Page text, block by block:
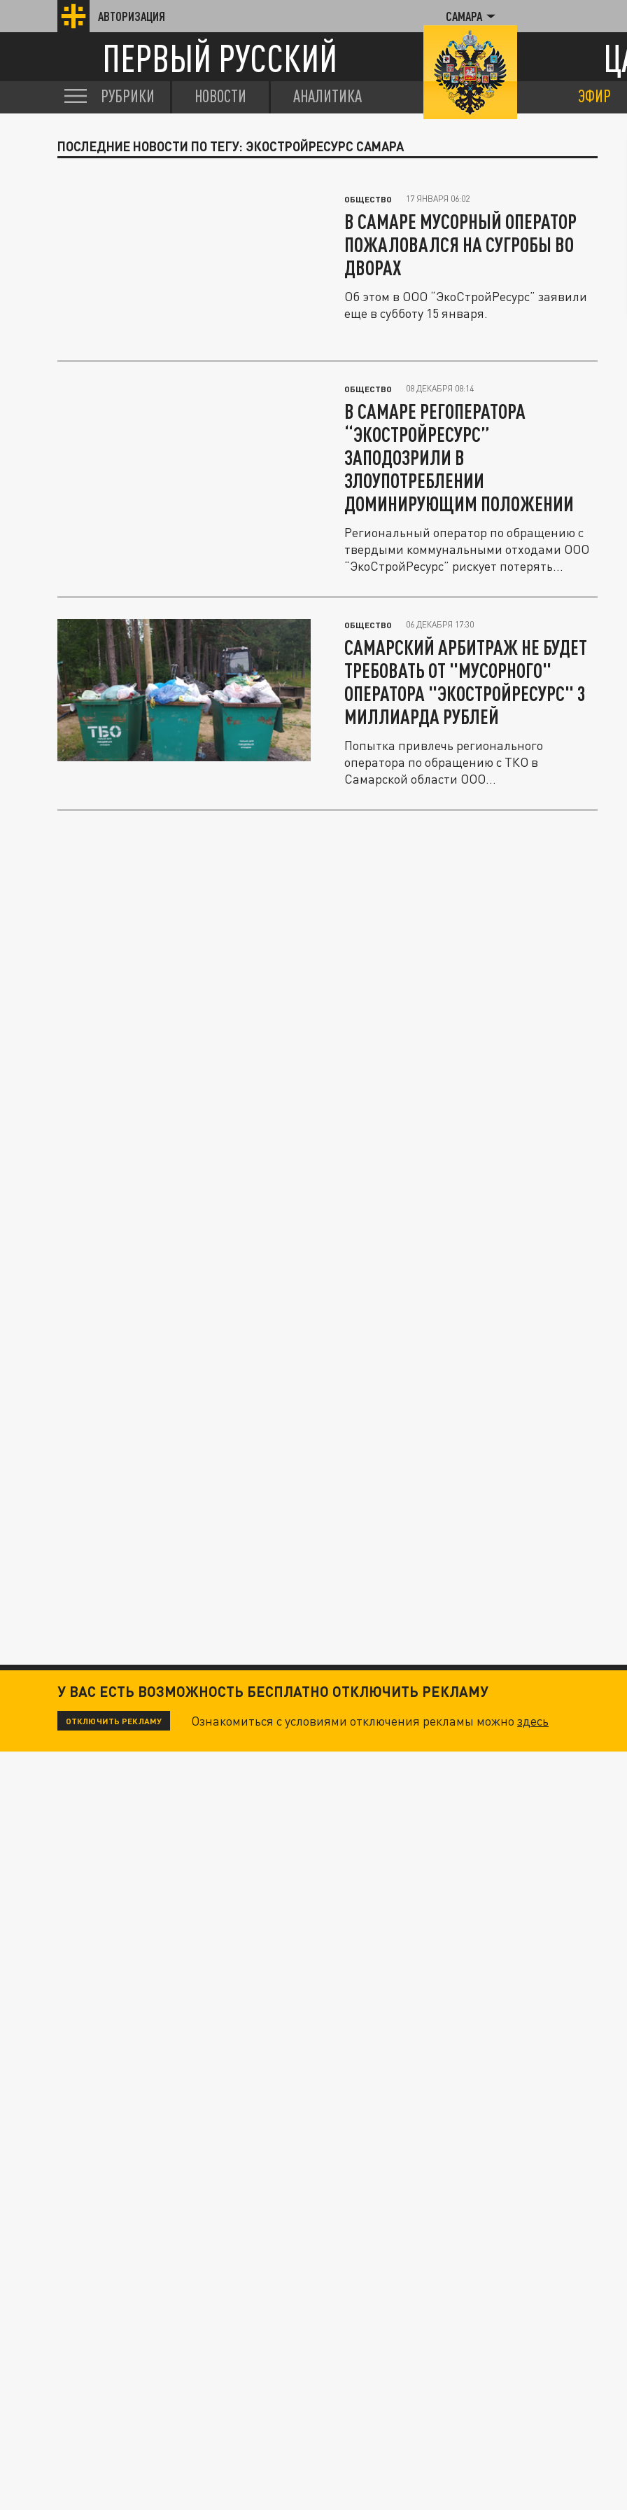
АВТОРИЗАЦИЯ САМАРА
ПЕРВЫЙ РУССКИЙ
РУБРИКИ НОВОСТИ АНАЛИТИКА ЭФИР
ПОСЛЕДНИЕ НОВОСТИ ПО ТЕГУ: ЭКОСТРОЙРЕСУРС САМАРА
ОБЩЕСТВО 17 ЯНВАРЯ 06:02
В САМАРЕ МУСОРНЫЙ ОПЕРАТОР
ПОЖАЛОВАЛСЯ НА СУГРОБЫ ВО
ДВОРАХ
Об этом в ООО “ЭкоСтройРесурс” заявили
еще в субботу 15 января.
ОБЩЕСТВО 08 ДЕКАБРЯ 08:14
В САМАРЕ РЕГОПЕРАТОРА
“ЭКОСТРОЙРЕСУРС”
ЗАПОДОЗРИЛИ В
ЗЛОУПОТРЕБЛЕНИИ
ДОМИНИРУЮЩИМ ПОЛОЖЕНИИ
Региональный оператор по обращению с
твердыми коммунальными отходами ООО
“ЭкоСтройРесурс” рискует потерять...
ОБЩЕСТВО 06 ДЕКАБРЯ 17:30
САМАРСКИЙ АРБИТРАЖ НЕ БУДЕТ
ТРЕБОВАТЬ ОТ "МУСОРНОГО"
ОПЕРАТОРА "ЭКОСТРОЙРЕСУРС" 3
МИЛЛИАРДА РУБЛЕЙ
Попытка привлечь регионального
оператора по обращению с ТКО в
Самарской области ООО
У ВАС ЕСТЬ ВОЗМОЖНОСТЬ БЕСПЛАТНО ОТКЛЮЧИТЬ РЕКЛАМУ
ОТКЛЮЧИТЬ РЕКЛАМУ Ознакомиться с условиями отключения рекламы можноздесь